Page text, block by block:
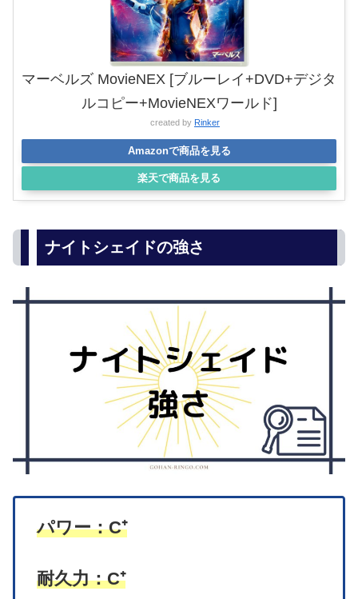
マーベルズ MovieNEX [ブルーレイ+DVD+デジタ
ルコピー+MovieNEXワールド]
created by Rinker
Amazonで商品を見る
楽天で商品を見る
ナイトシェイドの強さ
パワー：C⁺
耐久力：C⁺